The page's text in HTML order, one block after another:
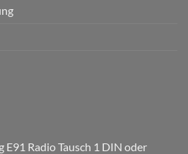
E91 Radio Tausch 1 DIN oder